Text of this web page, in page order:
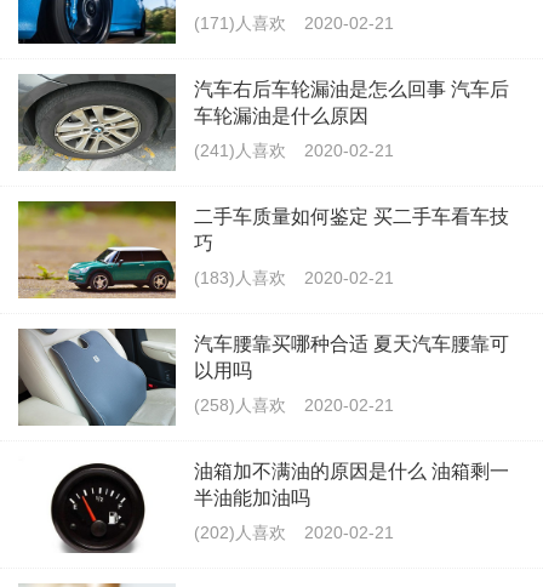
(171)人喜欢 2020-02-21
汽车右后车轮漏油是怎么回事 汽车后
车轮漏油是什么原因
(241)人喜欢 2020-02-21
二手车质量如何鉴定 买二手车看车技
巧
(183)人喜欢 2020-02-21
汽车腰靠买哪种合适 夏天汽车腰靠可
以用吗
(258)人喜欢 2020-02-21
油箱加不满油的原因是什么 油箱剩一
半油能加油吗
(202)人喜欢 2020-02-21